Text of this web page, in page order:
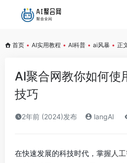
首页 • AI实用教程 • AI科普 • ai风暴 • 正
AI聚合网教你如何使
技巧
2年前 (2024)发布 langAI
在快速发展的科技时代，掌握人